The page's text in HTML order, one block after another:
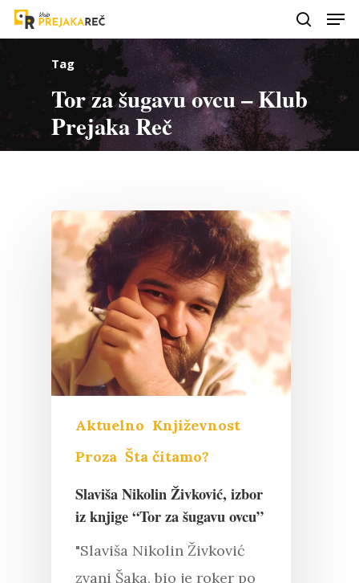
Tag
Tor za šugavu ovcu – Klub
Prejaka Reč
Aktuelno Književnost
Proza Šta čitamo?
Slaviša Nikolin Živković, izbor
iz knjige “Tor za šugavu ovcu”
"Slaviša Nikolin Živković
zvani Šaka, bio je roker po